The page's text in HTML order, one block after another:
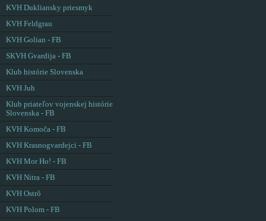
KVH Dukliansky priesmyk
KVH Feldgrau
KVH Golian - FB
SKVH Gvardija - FB
Klub histórie Slovenska
KVH Juh
Klub priateľov vojenskej histórie
Slovenska - FB
KVH Komoča - FB
KVH Krasnogvardejci - FB
KVH Mor Ho! - FB
KVH Nitra - FB
KVH Ostrô
KVH Polom - FB